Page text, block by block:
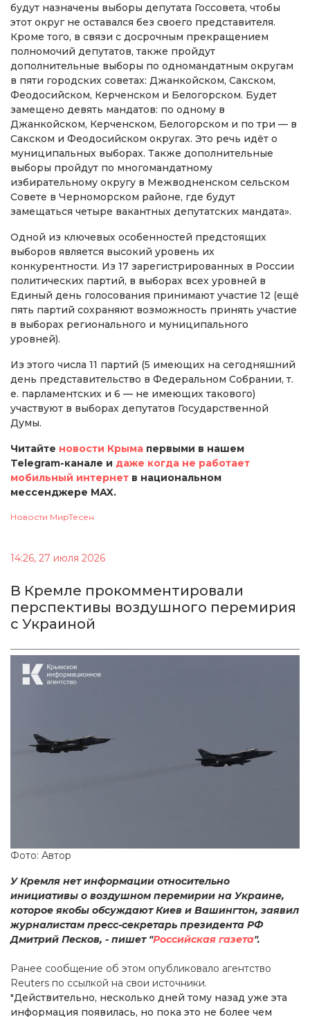
будут назначены выборы депутата Госсовета, чтобы
этот округ не оставался без своего представителя.
Кроме того, в связи с досрочным прекращением
полномочий депутатов, также пройдут
дополнительные выборы по одномандатным округам
в пяти городских советах: Джанкойском, Сакском,
Феодосийском, Керченском и Белогорском. Будет
замещено девять мандатов: по одному в
Джанкойском, Керченском, Белогорском и по три — в
Сакском и Феодосийском округах. Это речь идёт о
муниципальных выборах. Также дополнительные
выборы пройдут по многомандатному
избирательному округу в Межводненском сельском
Совете в Черноморском районе, где будут
замещаться четыре вакантных депутатских мандата».
Одной из ключевых особенностей предстоящих
выборов является высокий уровень их
конкурентности. Из 17 зарегистрированных в России
политических партий, в выборах всех уровней в
Единый день голосования принимают участие 12 (ещё
пять партий сохраняют возможность принять участие
в выборах регионального и муниципального
уровней).
Из этого числа 11 партий (5 имеющих на сегодняшний
день представительство в Федеральном Собрании, т.
е. парламентских и 6 — не имеющих такового)
участвуют в выборах депутатов Государственной
Думы.
Читайте новости Крыма первыми в нашем
Telegram-канале и даже когда не работает
мобильный интернет в национальном
мессенджере MAX.
Новости МирТесен
14:26, 27 июля 2026
В Кремле прокомментировали
перспективы воздушного перемирия
с Украиной
Фото: Автор
У Кремля нет информации относительно
инициативы о воздушном перемирии на Украине,
которое якобы обсуждают Киев и Вашингтон, заявил
журналистам пресс-секретарь президента РФ
Дмитрий Песков, - пишет "Российская газета".
Ранее сообщение об этом опубликовало агентство
Reuters по ссылкой на свои источники.
"Действительно, несколько дней тому назад уже эта
информация появилась, но пока это не более чем